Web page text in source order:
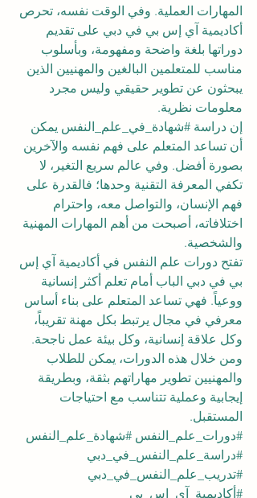
المهارات العملية. وفي الوقت نفسه، تحرص
أكاديمية آي إس بي في دبي على تقديم
دوراتها بلغة واضحة ومفهومة، وبأسلوب
مناسب للمتعلمين البالغين والمهنيين الذين
يبحثون عن تطوير حقيقي وليس مجرد
معلومات نظرية.
إن دراسة #شهادة_في_علم_النفس يمكن
أن تساعد المتعلم على فهم نفسه والآخرين
بصورة أفضل. وفي عالم سريع التغير، لا
تكفي المعرفة التقنية وحدها؛ فالقدرة على
فهم الإنسان، والتواصل معه، واحترام
اختلافاته، أصبحت من أهم المهارات المهنية
والشخصية.
تفتح دورات علم النفس في أكاديمية آي إس
بي في دبي الباب أمام تعلم أكثر إنسانية
ووعياً. فهي تساعد المتعلم على بناء أساس
معرفي في مجال يرتبط بكل مهنة تقريباً،
وكل علاقة إنسانية، وكل بيئة عمل ناجحة.
ومن خلال هذه الدورات، يمكن للطلاب
والمهنيين تطوير مهاراتهم بثقة، وبطريقة
إيجابية وعملية تتناسب مع احتياجات
المستقبل.
#دورات_علم_النفس #شهادة_علم_النفس
#دراسة_علم_النفس_في_دبي
#تدريب_علم_النفس_في_دبي
#أكاديمية_آي_إس_بي